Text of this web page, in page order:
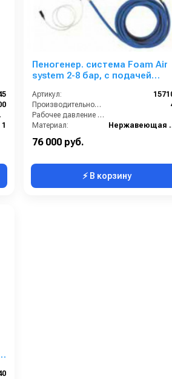
1
Пеногенер. система Foam Air
system 2-8 бар, с подачей
Артикул:
Производительность (л/мин):
Рабочее давление (бар):
Материал:
76 000 руб.
⚡ В корзину